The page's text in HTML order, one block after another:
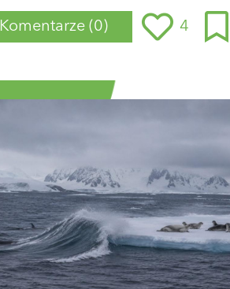
Komentarze (0) 4